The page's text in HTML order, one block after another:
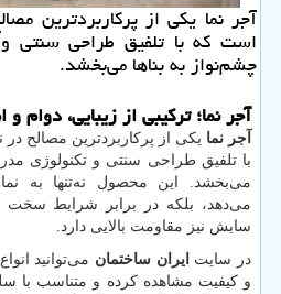
آجر نما یکی از پرکاربردترین
است که با تلفیق طراحی سنتی و
چشم‌نواز به بناها می‌بخشد.
آجر نما؛ ترکیبی از زیبایی، دوام
آجر نما یکی از پرکاربردترین مصالح
با تلفیق طراحی سنتی و تکنولوژی
می‌بخشد. این محصول نه‌تنها به
می‌دهد، بلکه در برابر شرایط سخت
سایش نیز مقاومت بالایی دارد.
در سایت ایران ساختمان می‌توانید
و کیفیت مشاهده کرده و متناسب با